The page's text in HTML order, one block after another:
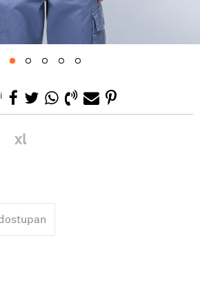
xl